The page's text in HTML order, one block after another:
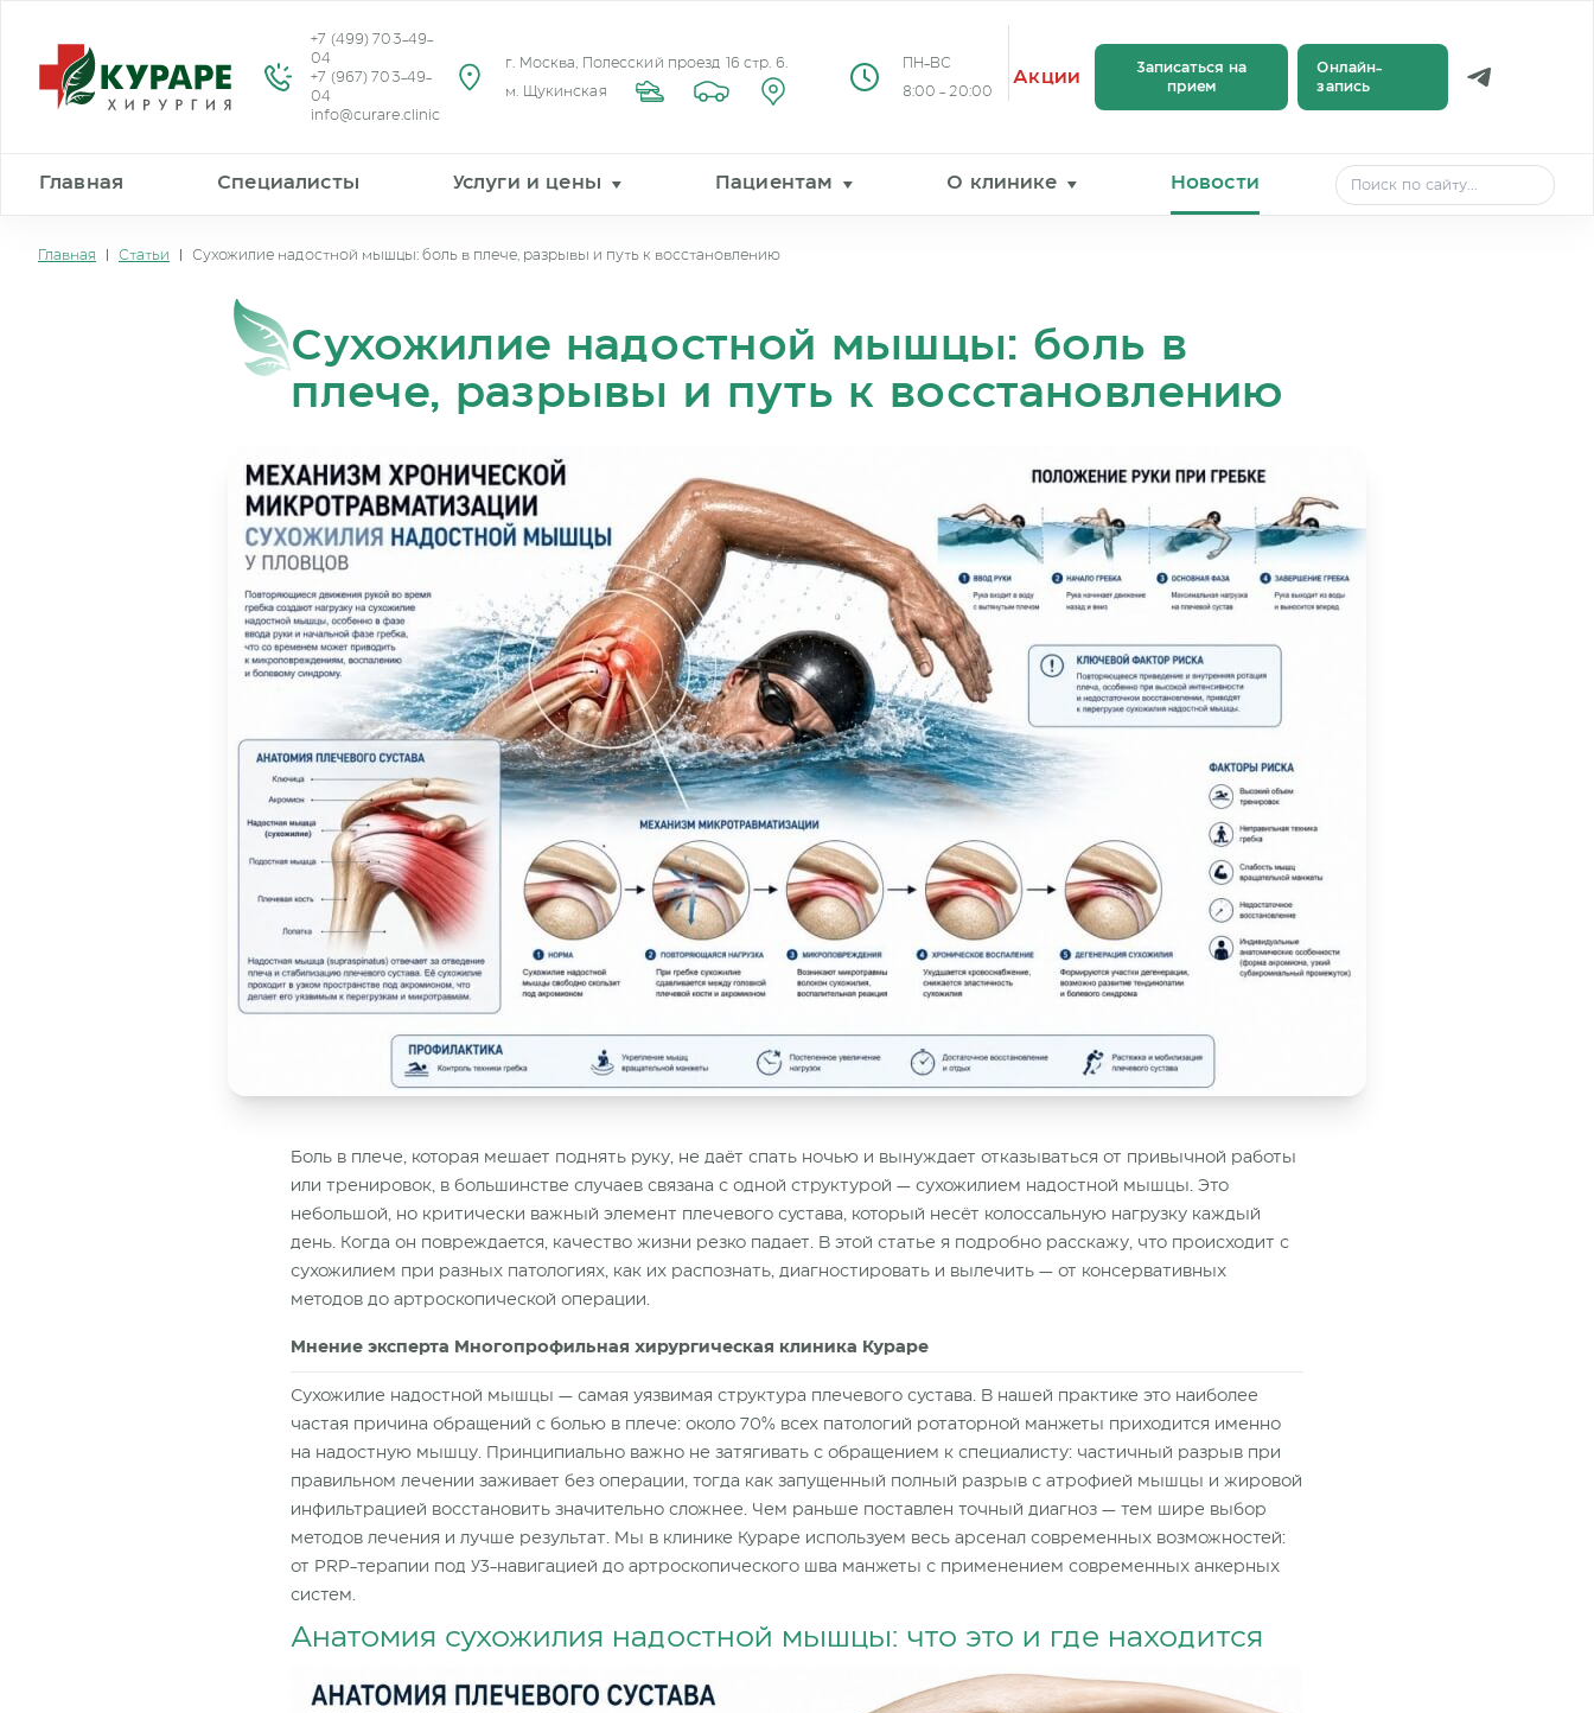
+7 (499) 703-49-
04
+7 (967) 703-49-
04
info@curare.clinic
г. Москва, Полесский проезд 16 стр. 6.
м. Щукинская
ПН-ВС
8:00 - 20:00
Акции
Записаться на
прием
Онлайн-
запись
Главная Специалисты Услуги и цены Пациентам О клинике Новости
Главная Статьи Сухожилие надостной мышцы: боль в плече, разрывы и путь к восстановлению
Сухожилие надостной мышцы: боль в
плече, разрывы и путь к восстановлению
Боль в плече, которая мешает поднять руку, не даёт спать ночью и вынуждает отказываться от привычной работы
или тренировок, в большинстве случаев связана с одной структурой — сухожилием надостной мышцы. Это
небольшой, но критически важный элемент плечевого сустава, который несёт колоссальную нагрузку каждый
день. Когда он повреждается, качество жизни резко падает. В этой статье я подробно расскажу, что происходит с
сухожилием при разных патологиях, как их распознать, диагностировать и вылечить — от консервативных
методов до артроскопической операции.
Мнение эксперта Многопрофильная хирургическая клиника Кураре
Сухожилие надостной мышцы — самая уязвимая структура плечевого сустава. В нашей практике это наиболее
частая причина обращений с болью в плече: около 70% всех патологий ротаторной манжеты приходится именно
на надостную мышцу. Принципиально важно не затягивать с обращением к специалисту: частичный разрыв при
правильном лечении заживает без операции, тогда как запущенный полный разрыв с атрофией мышцы и жировой
инфильтрацией восстановить значительно сложнее. Чем раньше поставлен точный диагноз — тем шире выбор
методов лечения и лучше результат. Мы в клинике Кураре используем весь арсенал современных возможностей:
от PRP-терапии под УЗ-навигацией до артроскопического шва манжеты с применением современных анкерных
систем.
Анатомия сухожилия надостной мышцы: что это и где находится